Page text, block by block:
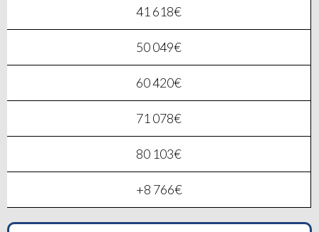
41 618€
50 049€
60 420€
71 078€
80 103€
+8 766€